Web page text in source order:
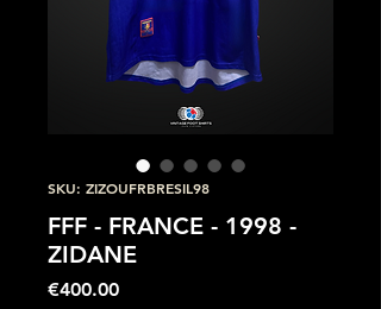
SKU: ZIZOUFRBRESIL98
FFF - FRANCE - 1998 -
ZIDANE
€400.00Price